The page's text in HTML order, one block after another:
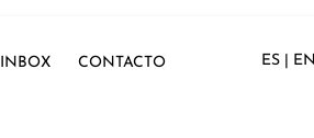
INBOX CONTACTO ES | EN